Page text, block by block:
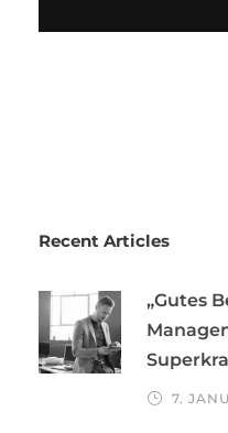
Recent Articles
„Gutes
7.